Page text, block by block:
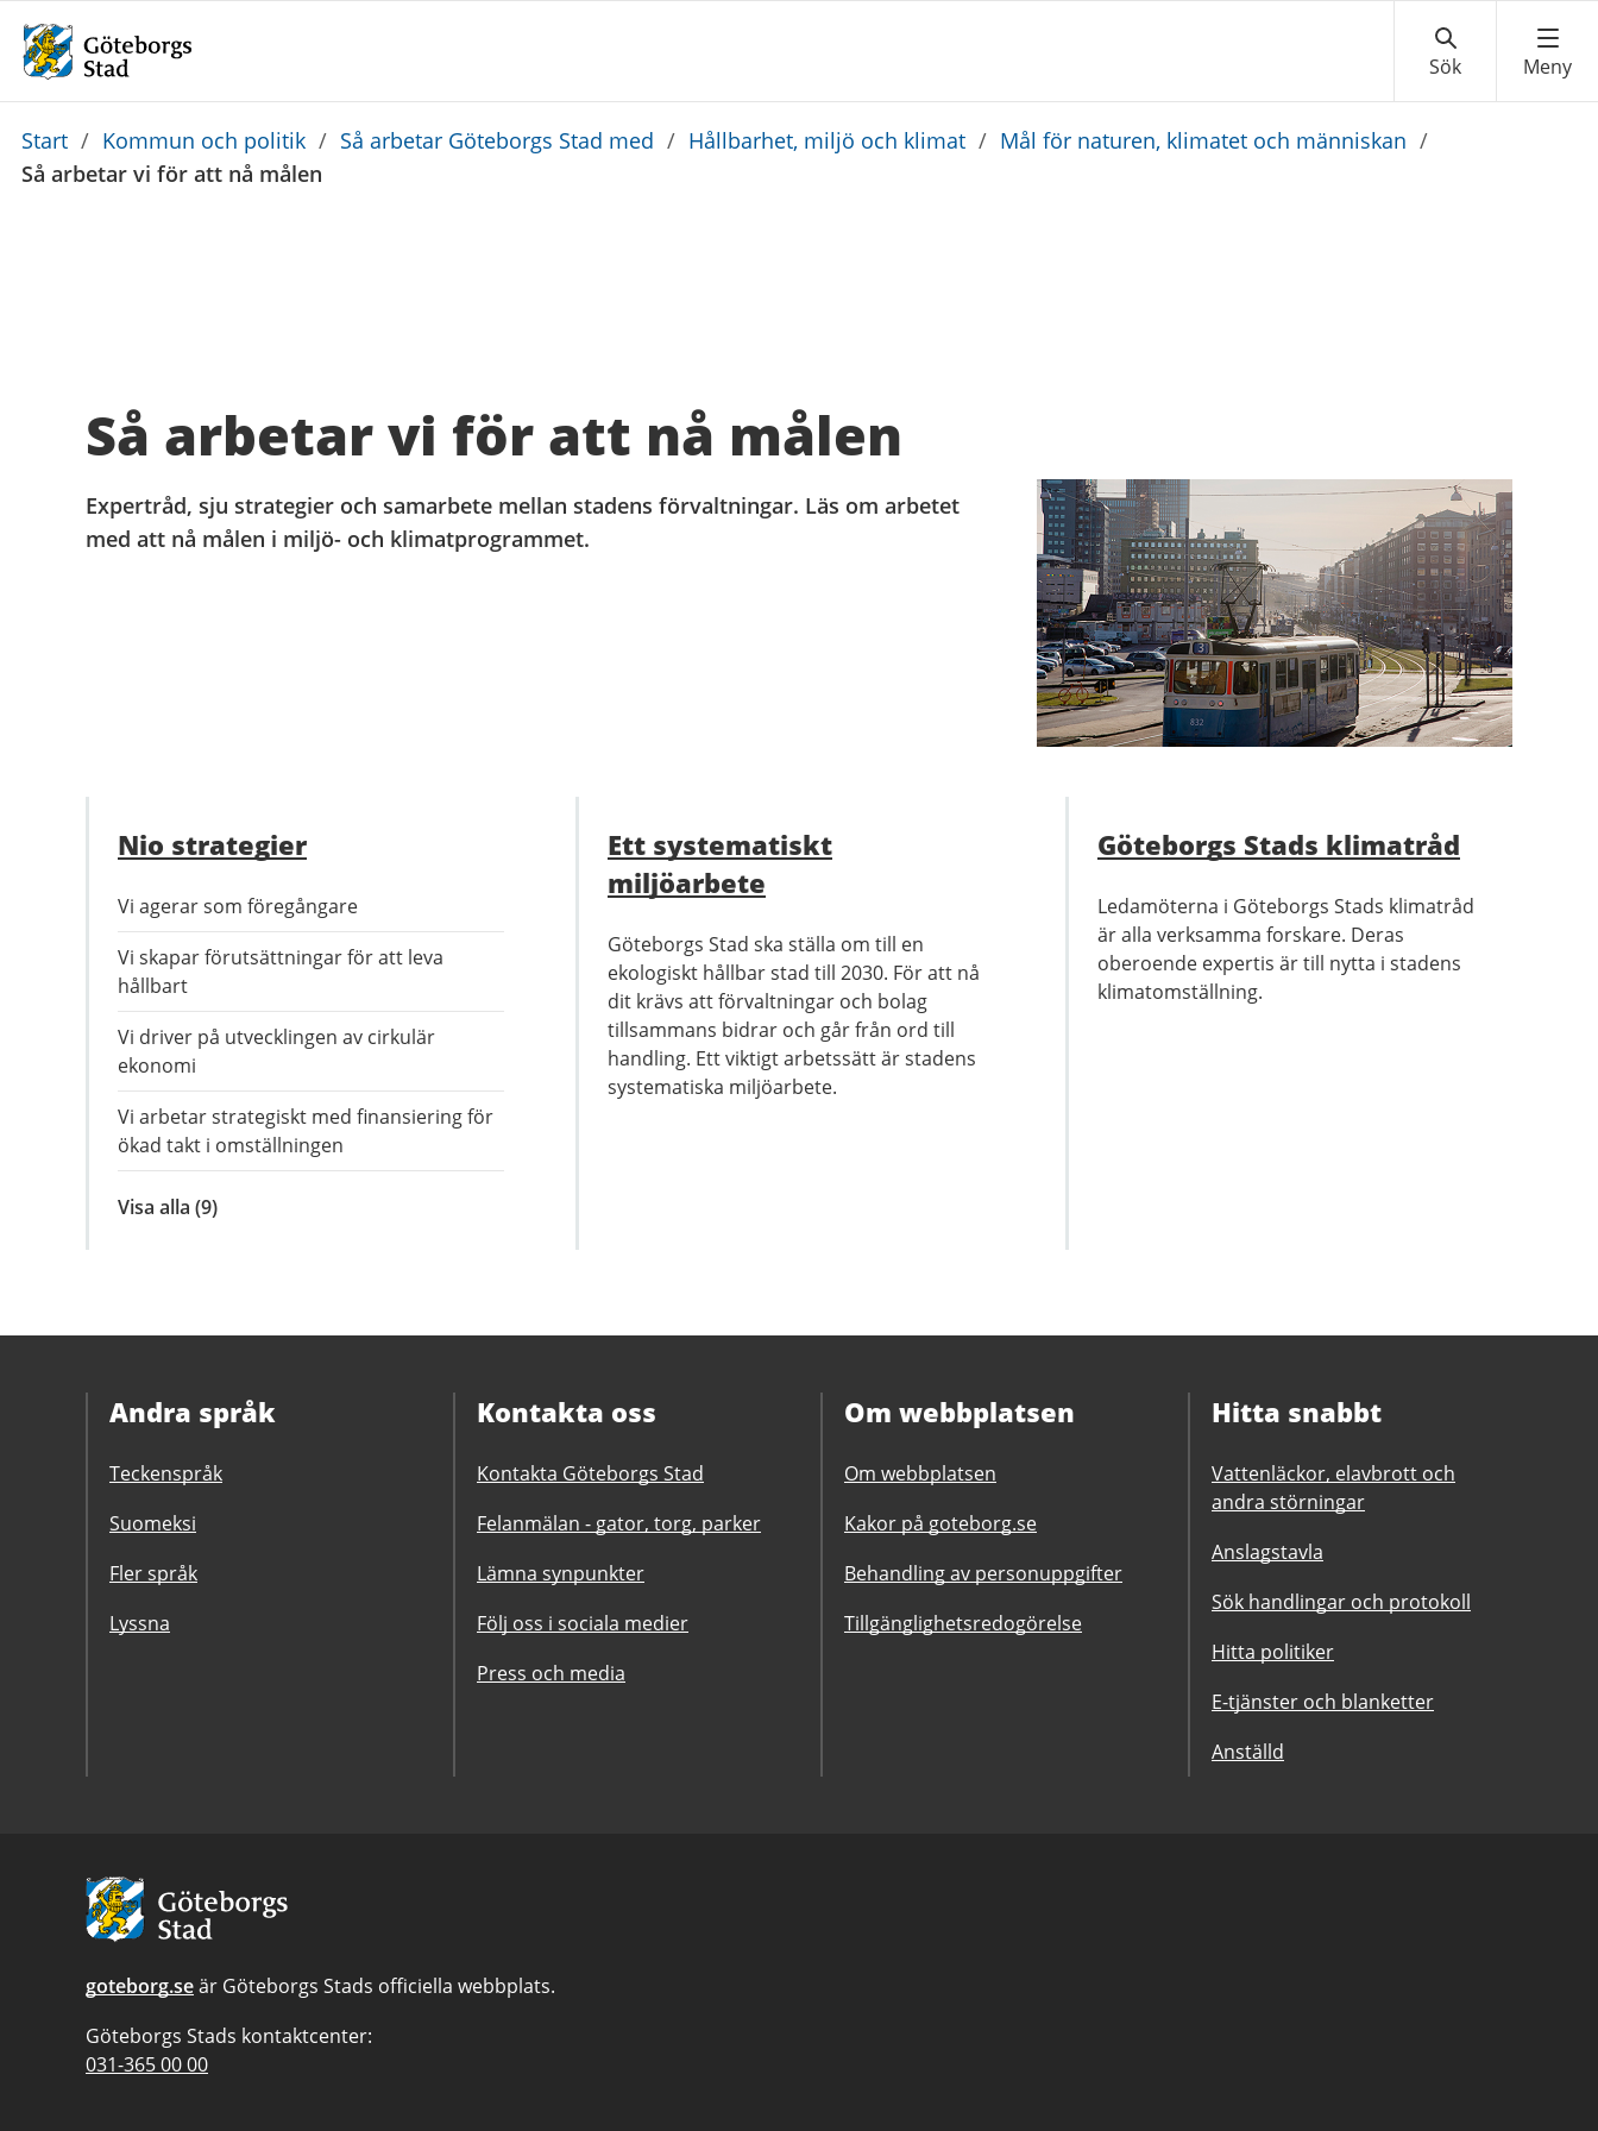
Du
är
Start / Kommun och politik / Så arbetar Göteborgs Stad med / Hållbarhet, miljö och klimat / Mål för naturen, klimatet och människan /
Så arbetar vi för att nå målen
Så arbetar vi för att nå målen
Expertråd, sju strategier och samarbete mellan stadens förvaltningar. Läs om arbetet
med att nå målen i miljö- och klimatprogrammet.
Nio strategier
Vi agerar som föregångare
Vi skapar förutsättningar för att leva
hållbart
Vi driver på utvecklingen av cirkulär
ekonomi
Vi arbetar strategiskt med finansiering för
ökad takt i omställningen
Visa alla inom
(9)
Ett systematiskt
miljöarbete
Göteborgs Stad ska ställa om till en
ekologiskt hållbar stad till 2030. För att nå
dit krävs att förvaltningar och bolag
tillsammans bidrar och går från ord till
handling. Ett viktigt arbetssätt är stadens
systematiska miljöarbete.
Göteborgs Stads klimatråd
Ledamöterna i Göteborgs Stads klimatråd
är alla verksamma forskare. Deras
oberoende expertis är till nytta i stadens
klimatomställning.
Andra språk
Teckenspråk
Suomeksi
Fler språk
Lyssna
Kontakta oss
Kontakta Göteborgs Stad
Felanmälan - gator, torg, parker
Lämna synpunkter
Följ oss i sociala medier
Press och media
Om webbplatsen
Om webbplatsen
Kakor på goteborg.se
Behandling av personuppgifter
Tillgänglighetsredogörelse
Hitta snabbt
Vattenläckor, elavbrott och
andra störningar
Anslagstavla
Sök handlingar och protokoll
Hitta politiker
E-tjänster och blanketter
Anställd
Avsändare:
Göteborgs
Stad
goteborg.seär Göteborgs Stads officiella webbplats.
Göteborgs Stads kontaktcenter:
Telefonnummer
031-365 00 00